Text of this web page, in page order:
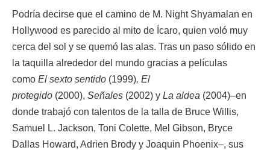
Podría decirse que el camino de M. Night Shyamalan en
Hollywood es parecido al mito de Ícaro, quien voló muy
cerca del sol y se quemó las alas. Tras un paso sólido en
la taquilla alrededor del mundo gracias a películas
como El sexto sentido (1999), El
protegido (2000), Señales (2002) y La aldea (2004)–en
donde trabajó con talentos de la talla de Bruce Willis,
Samuel L. Jackson, Toni Colette, Mel Gibson, Bryce
Dallas Howard, Adrien Brody y Joaquin Phoenix–, sus